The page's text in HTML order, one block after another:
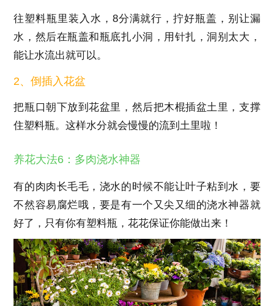
往塑料瓶里装入水，8分满就行，拧好瓶盖，别让漏
水，然后在瓶盖和瓶底扎小洞，用针扎，洞别太大，
能让水流出就可以。
2、倒插入花盆
把瓶口朝下放到花盆里，然后把木棍插盆土里，支撑
住塑料瓶。这样水分就会慢慢的流到土里啦！
养花大法6：多肉浇水神器
有的肉肉长毛毛，浇水的时候不能让叶子粘到水，要
不然容易腐烂哦，要是有一个又尖又细的浇水神器就
好了，只有你有塑料瓶，花花保证你能做出来！